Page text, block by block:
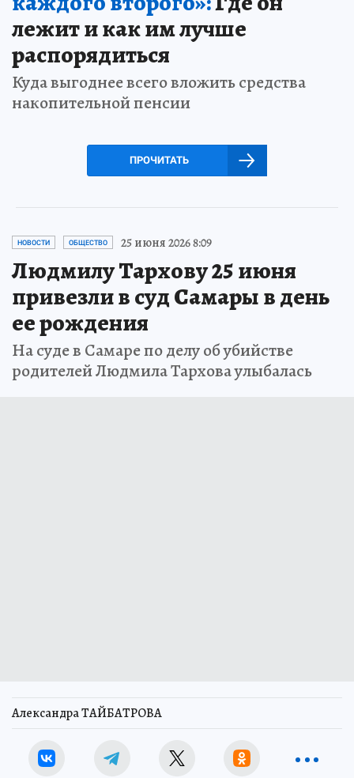
лежит и как им лучше
распорядиться
Куда выгоднее всего вложить средства
накопительной пенсии
ПРОЧИТАТЬ
НОВОСТИ ОБЩЕСТВО 25 июня 2026 8:09
Людмилу Тархову 25 июня
привезли в суд Самары в день
ее рождения
На суде в Самаре по делу об убийстве
родителей Людмила Тархова улыбалась
Александра ТАЙБАТРОВА